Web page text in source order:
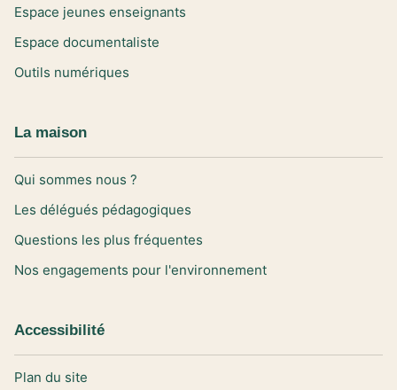
Espace jeunes enseignants
Espace documentaliste
Outils numériques
La maison
Qui sommes nous ?
Les délégués pédagogiques
Questions les plus fréquentes
Nos engagements pour l'environnement
Accessibilité
Plan du site